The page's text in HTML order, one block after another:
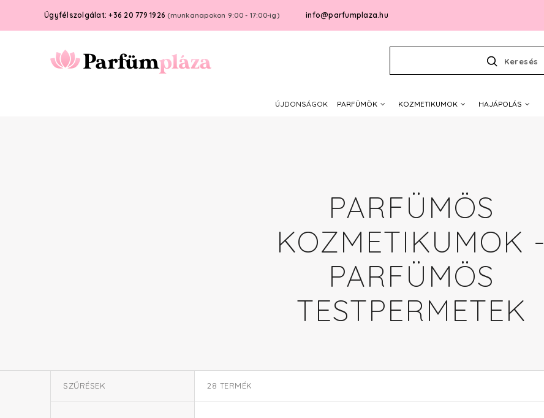
Ügyfélszolgálat: +36 20 779 1926 (munkanapokon 9:00 - 17:00-ig) info@parfumplaza.hu
Keresés
ÚJDONSÁGOK PARFÜMÖK KOZMETIKUMOK HAJÁPOLÁS
PARFÜMÖS
KOZMETIKUMOK -
PARFÜMÖS
TESTPERMETEK
SZŰRÉSEK 28 TERMÉK